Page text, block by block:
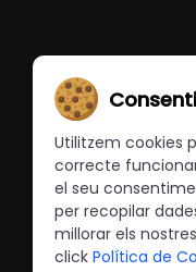
Utilitzem cookies
correcte
el seu
per recopilar
millorar els
click Política de